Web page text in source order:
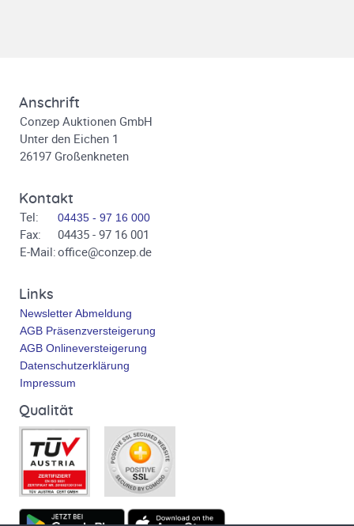
Anschrift
Conzep Auktionen GmbH
Unter den Eichen 1
26197 Großenkneten
Kontakt
Tel: 04435 - 97 16 000
Fax:
04435 - 97 16 001
E-Mail:office@conzep.de
Links
Newsletter Abmeldung
AGB Präsenzversteigerung
AGB Onlineversteigerung
Datenschutzerklärung
Impressum
Qualität